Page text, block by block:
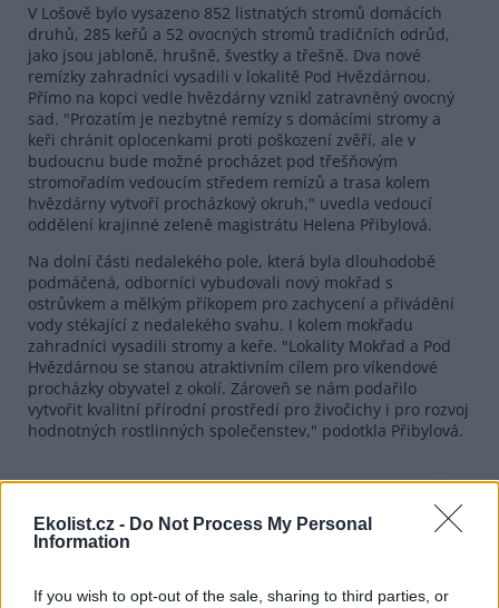
Ekolist.cz - Do Not Process My Personal
Information
If you wish to opt-out of the sale, sharing to third parties, or
V Lošově bylo vysazeno 852 listnatých stromů domácích
druhů, 285 keřů a 52 ovocných stromů tradičních odrůd,
jako jsou jabloně, hrušně, švestky a třešně. Dva nové
remízky zahradníci vysadili v lokalitě Pod Hvězdárnou.
Přímo na kopci vedle hvězdárny vznikl zatravněný ovocný
sad. "Prozatím je nezbytné remízy s domácími stromy a
keři chránit oplocenkami proti poškození zvěří, ale v
budoucnu bude možné procházet pod třešňovým
stromořadím vedoucím středem remízů a trasa kolem
hvězdárny vytvoří procházkový okruh," uvedla vedoucí
oddělení krajinné zeleně magistrátu Helena Přibylová.
Na dolní části nedalekého pole, která byla dlouhodobě
podmáčená, odborníci vybudovali nový mokřad s
ostrůvkem a mělkým příkopem pro zachycení a přivádění
vody stékající z nedalekého svahu. I kolem mokřadu
zahradníci vysadili stromy a keře. "Lokality Mokřad a Pod
Hvězdárnou se stanou atraktivním cílem pro víkendové
procházky obyvatel z okolí. Zároveň se nám podařilo
vytvořit kvalitní přírodní prostředí pro živočichy i pro rozvoj
hodnotných rostlinných společenstev," podotkla Přibylová.
reklama